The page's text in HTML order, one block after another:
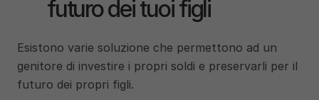
futuro dei tuoi figli
Esistono varie soluzione che permettono ad un
genitore di investire i propri soldi e preservarli per il
futuro dei propri figli.